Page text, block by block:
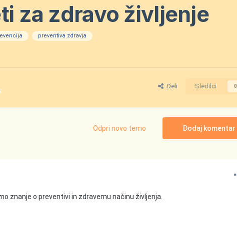
za zdravo življenje
preventiva zdravja
Deli Sledilci 0
Dodaj komentar
Odpri novo temo
znanje o preventivi in zdravemu načinu življenja.